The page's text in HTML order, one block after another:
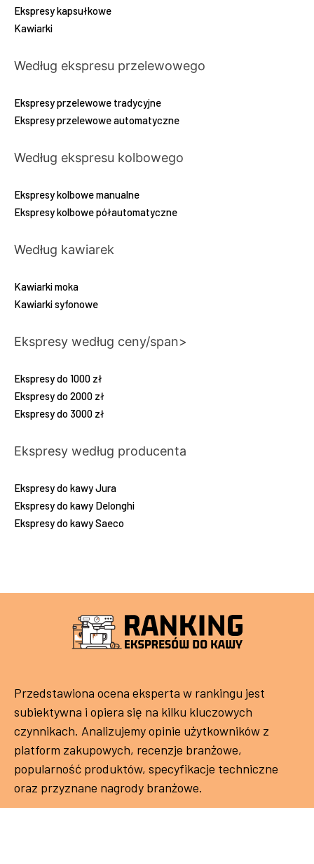
Ekspresy kapsułkowe
Kawiarki
Według ekspresu przelewowego
Ekspresy przelewowe tradycyjne
Ekspresy przelewowe automatyczne
Według ekspresu kolbowego
Ekspresy kolbowe manualne
Ekspresy kolbowe półautomatyczne
Według kawiarek
Kawiarki moka
Kawiarki syfonowe
Ekspresy według ceny/span>
Ekspresy do 1000 zł
Ekspresy do 2000 zł
Ekspresy do 3000 zł
Ekspresy według producenta
Ekspresy do kawy Jura
Ekspresy do kawy Delonghi
Ekspresy do kawy Saeco
Przedstawiona ocena eksperta w rankingu jest
subiektywna i opiera się na kilku kluczowych
czynnikach. Analizujemy opinie użytkowników z
platform zakupowych, recenzje branżowe,
popularność produktów, specyfikacje techniczne
oraz przyznane nagrody branżowe.